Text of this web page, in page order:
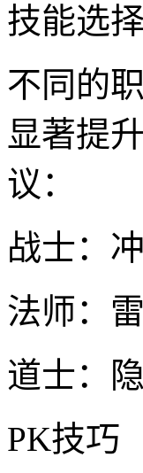
技能选择
不同的
显著提
议：
战士：
法师：
道士：
PK技巧